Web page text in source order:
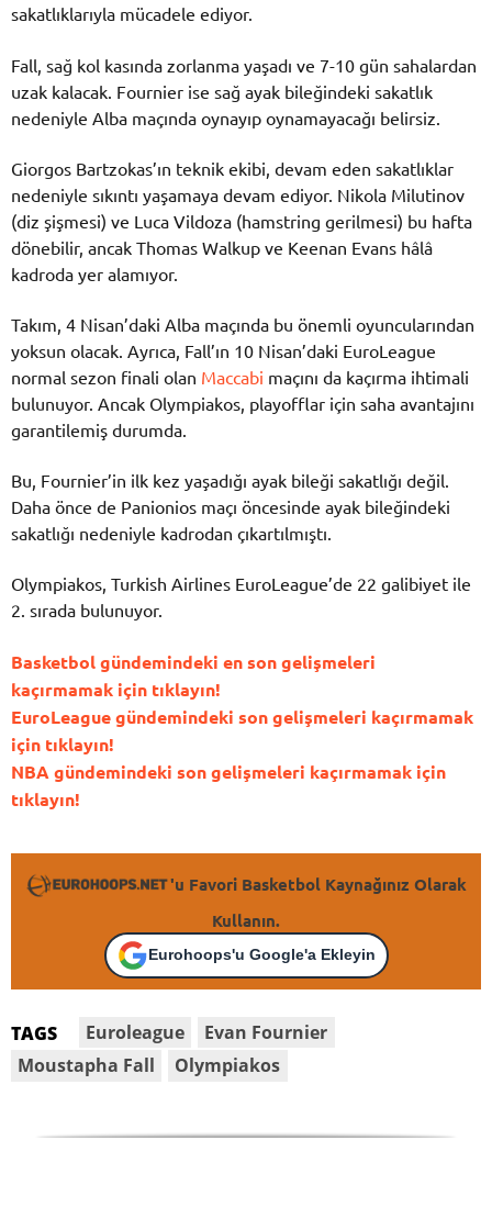
sakatlıklarıyla mücadele ediyor.
Fall, sağ kol kasında zorlanma yaşadı ve 7-10 gün sahalardan
uzak kalacak. Fournier ise sağ ayak bileğindeki sakatlık
nedeniyle Alba maçında oynayıp oynamayacağı belirsiz.
Giorgos Bartzokas’ın teknik ekibi, devam eden sakatlıklar
nedeniyle sıkıntı yaşamaya devam ediyor. Nikola Milutinov
(diz şişmesi) ve Luca Vildoza (hamstring gerilmesi) bu hafta
dönebilir, ancak Thomas Walkup ve Keenan Evans hâlâ
kadroda yer alamıyor.
Takım, 4 Nisan’daki Alba maçında bu önemli oyuncularından
yoksun olacak. Ayrıca, Fall’ın 10 Nisan’daki EuroLeague
normal sezon finali olan Maccabi maçını da kaçırma ihtimali
bulunuyor. Ancak Olympiakos, playofflar için saha avantajını
garantilemiş durumda.
Bu, Fournier’in ilk kez yaşadığı ayak bileği sakatlığı değil.
Daha önce de Panionios maçı öncesinde ayak bileğindeki
sakatlığı nedeniyle kadrodan çıkartılmıştı.
Olympiakos, Turkish Airlines EuroLeague’de 22 galibiyet ile
2. sırada bulunuyor.
Basketbol gündemindeki en son gelişmeleri
kaçırmamak için tıklayın!
EuroLeague gündemindeki son gelişmeleri kaçırmamak
için tıklayın!
NBA gündemindeki son gelişmeleri kaçırmamak için
tıklayın!
'u Favori Basketbol Kaynağınız Olarak
Kullanın.
Eurohoops'u Google'a Ekleyin
TAGS Euroleague
Evan Fournier
Moustapha Fall
Olympiakos